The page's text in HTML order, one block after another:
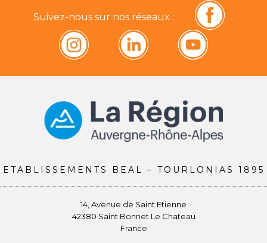
Suivez-nous sur nos réseaux :
ETABLISSEMENTS BEAL – TOURLONIAS 1895
14, Avenue de Saint Etienne
42380 Saint Bonnet Le Chateau
France